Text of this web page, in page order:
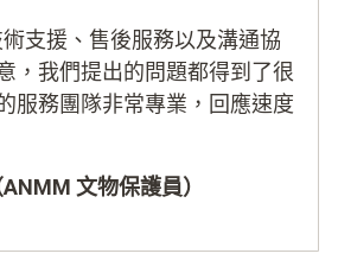
支援、售後服務以及溝通協
，我們提出的問題都得到了很
服務團隊非常專業，回應速度
文物保護員）